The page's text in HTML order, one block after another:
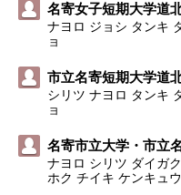
名寄女子短期大学道
ナヨロ ジョシ タンキ
ョ
市立名寄短期大学道
シリツ ナヨロ タンキ
ョ
名寄市立大学・市立
ナヨロ シリツ ダイガ
ホク チイキ ケンキュ